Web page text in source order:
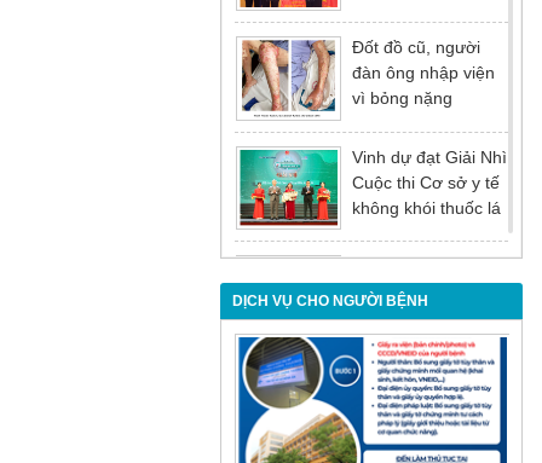
năm 2025 của
Đảng ủy - Ủy ban
nhân dân Tỉnh
Đốt đồ cũ, người
đàn ông nhập viện
vì bỏng nặng
Vinh dự đạt Giải Nhì
Cuộc thi Cơ sở y tế
không khói thuốc lá
rào cản khiến việc
điều trị bị chậm trễ
Nội soi mật tụy
ngược dòng – Giải
pháp tối ưu cho
người bệnh sỏi ống
DỊCH VỤ CHO NGƯỜI BỆNH